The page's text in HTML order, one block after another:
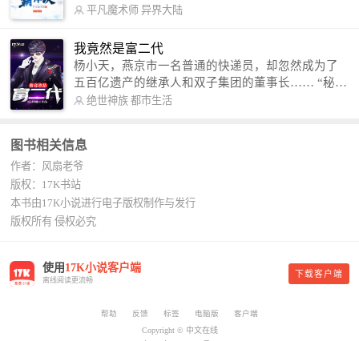
术，修行神秘功法九星霸体诀，拨开重重迷雾，解
勾搭各色美女，镇压恶鬼邪神。 江湖传闻：龙
尘一到，地吼天啸。龙尘一出，鬼泣神哭。 本
故事纯属虚构，如有雷同，那就是真事儿，想要对
号入座，抓紧时间进群：487963015 微信公众号：
平凡魔术师,或者搜索：pingfanmoshushi1982,公众
平凡魔术师 异界大陆
我竟然是富二代
杨小天，燕京市一名普通的快递员，却忽然成为了
五百亿遗产的继承人和双子集团的董事长…… “秘
书，给我定制一套百亿富翁的吃喝住行标准！” “好
呢？” “回杨总，开车太堵，已经给你安排了直升
机。” 从此，开启杨小天的百亿富翁之旅，只有他不
敢想的，没有秘书办不到的。
绝世神族 都市生活
图书相关信息
作者：风扇老爷
版权：17K书站
本书由17K小说进行电子版权制作与发行
版权所有 侵权必究
使用 17K小说客户端
离线阅读更流畅
下载客户端
帮助 反馈 标签 电脑版
客户端
Copyright © 中文在线